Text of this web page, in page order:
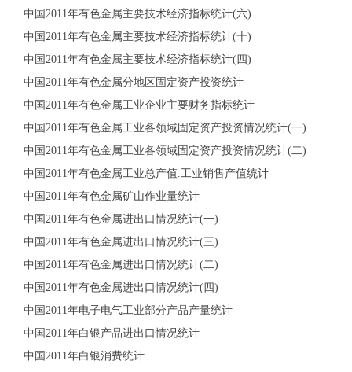
中国2011年有色金属主要技术经济指标统计(六)
中国2011年有色金属主要技术经济指标统计(十)
中国2011年有色金属主要技术经济指标统计(四)
中国2011年有色金属分地区固定资产投资统计
中国2011年有色金属工业企业主要财务指标统计
中国2011年有色金属工业各领域固定资产投资情况统计(一)
中国2011年有色金属工业各领域固定资产投资情况统计(二)
中国2011年有色金属工业总产值.工业销售产值统计
中国2011年有色金属矿山作业量统计
中国2011年有色金属进出口情况统计(一)
中国2011年有色金属进出口情况统计(三)
中国2011年有色金属进出口情况统计(二)
中国2011年有色金属进出口情况统计(四)
中国2011年电子电气工业部分产品产量统计
中国2011年白银产品进出口情况统计
中国2011年白银消费统计